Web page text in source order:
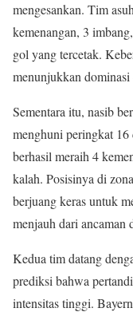
mengesankan. Tim
kemenangan, 3
gol yang tercetak.
menunjukkan
Sementara itu, nasib
menghuni peringkat
berhasil meraih 4
kalah. Posisinya di
berjuang keras untuk
menjauh dari ancaman
Kedua tim datang
prediksi bahwa
intensitas tinggi.